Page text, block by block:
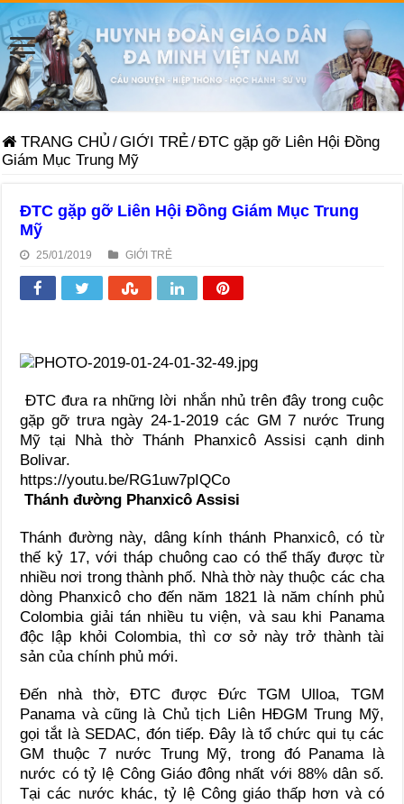
TRANG CHỦ /GIỚI TRẺ/ĐTC gặp gỡ Liên Hội Đồng
Giám Mục Trung Mỹ
ĐTC gặp gỡ Liên Hội Đồng Giám Mục Trung
Mỹ
25/01/2019 GIỚI TRẺ
ĐTC đưa ra những lời nhắn nhủ trên đây trong cuộc
gặp gỡ trưa ngày 24-1-2019 các GM 7 nước Trung
Mỹ tại Nhà thờ Thánh Phanxicô Assisi cạnh dinh
Bolivar.
https://youtu.be/RG1uw7pIQCo
Thánh đường Phanxicô Assisi
Thánh đường này, dâng kính thánh Phanxicô, có từ
thế kỷ 17, với tháp chuông cao có thể thấy được từ
nhiều nơi trong thành phố. Nhà thờ này thuộc các cha
dòng Phanxicô cho đến năm 1821 là năm chính phủ
Colombia giải tán nhiều tu viện, và sau khi Panama
độc lập khỏi Colombia, thì cơ sở này trở thành tài
sản của chính phủ mới.
Đến nhà thờ, ĐTC được Đức TGM Ulloa, TGM
Panama và cũng là Chủ tịch Liên HĐGM Trung Mỹ,
gọi tắt là SEDAC, đón tiếp. Đây là tổ chức qui tụ các
GM thuộc 7 nước Trung Mỹ, trong đó Panama là
nước có tỷ lệ Công Giáo đông nhất với 88% dân số.
Tại các nước khác, tỷ lệ Công giáo thấp hơn và có